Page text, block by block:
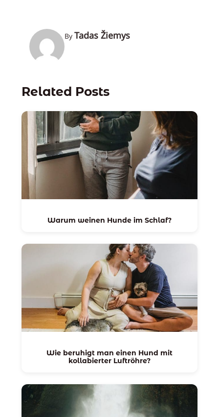
By Tadas Žiemys
Related Posts
Warum weinen Hunde im Schlaf?
Wie beruhigt man einen Hund mit
kollabierter Luftröhre?